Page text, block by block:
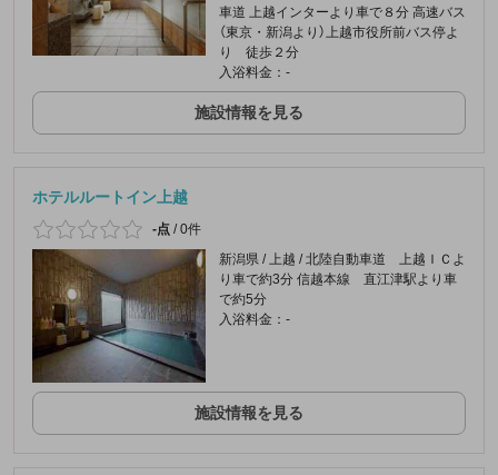
車道 上越インターより車で８分 高速バス
（東京・新潟より）上越市役所前バス停よ
り 徒歩２分
入浴料金：-
施設情報を見る
ホテルルートイン上越
-点 /0件
新潟県 / 上越 / 北陸自動車道 上越ＩＣよ
り車で約3分 信越本線 直江津駅より車
で約5分
入浴料金：-
施設情報を見る